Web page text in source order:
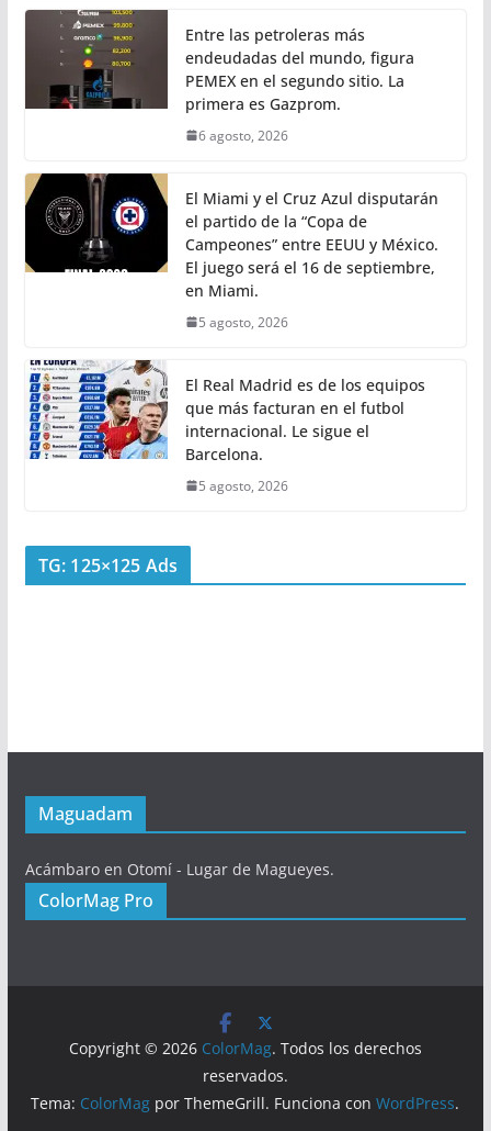
Entre las petroleras más
endeudadas del mundo, figura
PEMEX en el segundo sitio. La
primera es Gazprom.
6 agosto, 2026
El Miami y el Cruz Azul disputarán
el partido de la “Copa de
Campeones” entre EEUU y México.
El juego será el 16 de septiembre,
en Miami.
5 agosto, 2026
El Real Madrid es de los equipos
que más facturan en el futbol
internacional. Le sigue el
Barcelona.
5 agosto, 2026
TG: 125×125 Ads
Maguadam
Acámbaro en Otomí - Lugar de Magueyes.
ColorMag Pro
Copyright © 2026 ColorMag. Todos los derechos
reservados.
Tema: ColorMag por ThemeGrill. Funciona conWordPress.